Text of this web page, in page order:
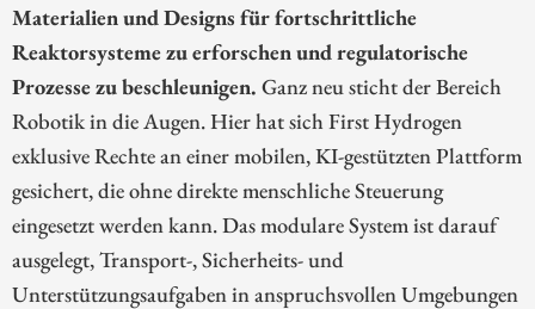
Materialien und Designs für fortschrittliche
Reaktorsysteme zu erforschen und regulatorische
Prozesse zu beschleunigen. Ganz neu sticht der Bereich
Robotik in die Augen. Hier hat sich First Hydrogen
exklusive Rechte an einer mobilen, KI-gestützten Plattform
gesichert, die ohne direkte menschliche Steuerung
eingesetzt werden kann. Das modulare System ist darauf
ausgelegt, Transport-, Sicherheits- und
Unterstützungsaufgaben in anspruchsvollen Umgebungen